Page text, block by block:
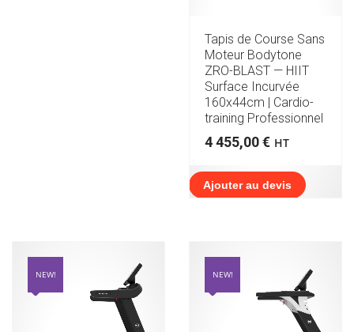
Tapis de Course Sans
Moteur Bodytone
ZRO-BLAST — HIIT
Surface Incurvée
160x44cm | Cardio-
training Professionnel
4 455,00€ HT
Ajouter au devis
NEW! NEW!